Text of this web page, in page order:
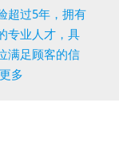
超过5年，拥有
专业人才，具
满足顾客的信
多